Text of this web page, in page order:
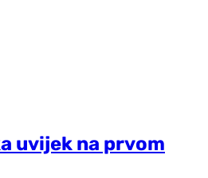
uvijek na prvom